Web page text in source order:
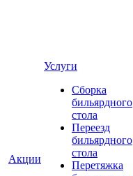
Акции
Услуги
Сборка
бильярдного
стола
Переезд
бильярдного
стола
Перетяжка